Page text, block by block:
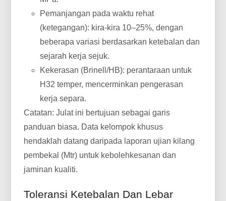
Pemanjangan pada waktu rehat
(ketegangan): kira-kira 10–25%, dengan
beberapa variasi berdasarkan ketebalan dan
sejarah kerja sejuk.
Kekerasan (Brinell/HB): perantaraan untuk
H32 temper, mencerminkan pengerasan
kerja separa.
Catatan: Julat ini bertujuan sebagai garis
panduan biasa. Data kelompok khusus
hendaklah datang daripada laporan ujian kilang
pembekal (Mtr) untuk kebolehkesanan dan
jaminan kualiti.
Toleransi Ketebalan Dan Lebar